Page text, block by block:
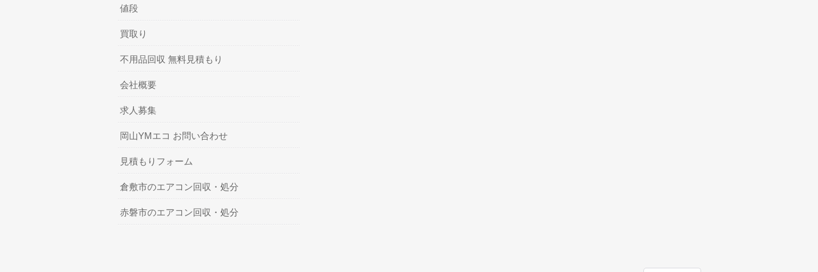
値段
買取り
不用品回収 無料見積もり
会社概要
求人募集
岡山YMエコ お問い合わせ
見積もりフォーム
倉敷市のエアコン回収・処分
赤磐市のエアコン回収・処分